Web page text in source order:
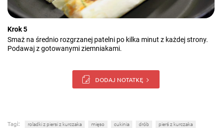
Krok 5
Smaż na średnio rozgrzanej patelni po kilka minut z każdej strony.
Podawaj z gotowanymi ziemniakami.
DODAJ NOTATKĘ
Tagi: roladki z piersi z kurczaka mięso cukinia drób pierś z kurczaka